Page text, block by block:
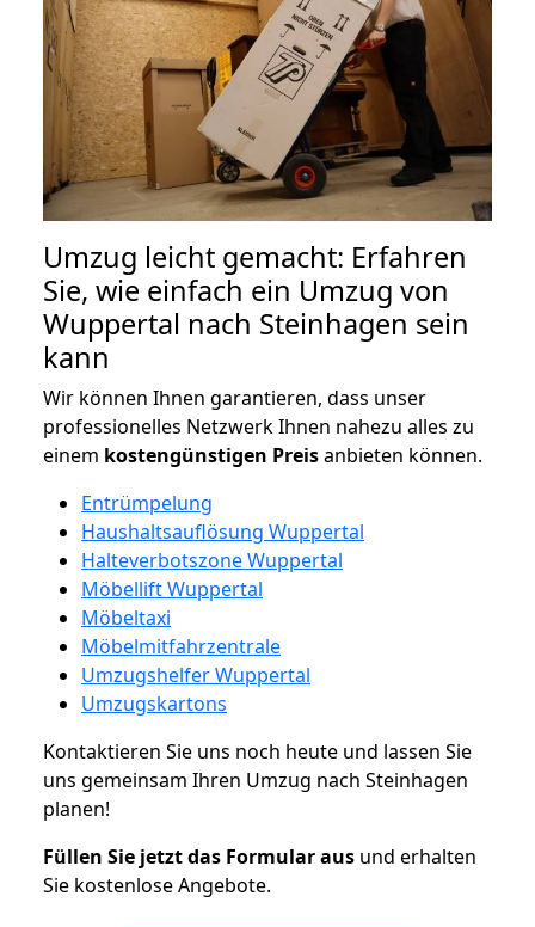
Umzug leicht gemacht: Erfahren
Sie, wie einfach ein Umzug von
Wuppertal nach Steinhagen sein
kann
Wir können Ihnen garantieren, dass unser
professionelles Netzwerk Ihnen nahezu alles zu
einem kostengünstigen Preisanbieten können.
Entrümpelung
Haushaltsauflösung Wuppertal
Halteverbotszone Wuppertal
Möbellift Wuppertal
Möbeltaxi
Möbelmitfahrzentrale
Umzugshelfer Wuppertal
Umzugskartons
Kontaktieren Sie uns noch heute und lassen Sie
uns gemeinsam Ihren Umzug nach Steinhagen
planen!
Füllen Sie jetzt das Formular aus und erhalten
Sie kostenlose Angebote.